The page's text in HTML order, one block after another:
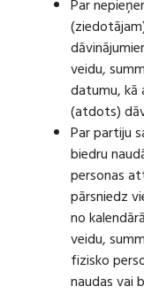
Par
veidu,
datumu, kā
(atdots)
Par partiju
biedru
personas
pārsniedz
no
veidu,
fizisko
naudas vai